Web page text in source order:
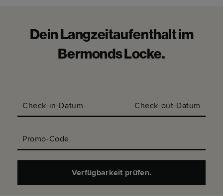
Dein Langzeitaufenthalt im
Bermonds Locke.
Check-in-Datum Check-out-Datum
Promo-Code
Verfügbarkeit prüfen.